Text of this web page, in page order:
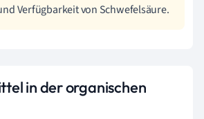
Verfügbarkeit von Schwefelsäure.
in der organischen